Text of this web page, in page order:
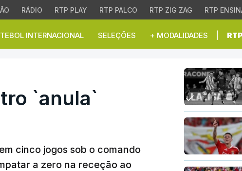
RÁDIO RTP PLAY RTP PALCO RTP ZIG ZAG RTP
INTERNACIONAL SELEÇÕES + MODALIDADES RTP
`anula` Atlético de
`anula`
cinco jogos sob o comando
a zero na receção ao